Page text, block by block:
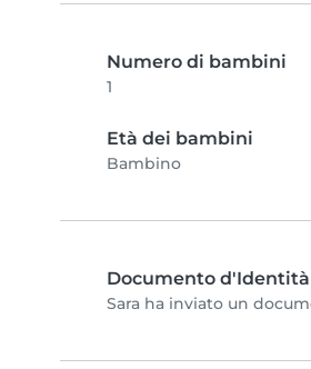
Numero di bambini
1
Età dei bambini
Bambino
Documento
Sara ha inviato un